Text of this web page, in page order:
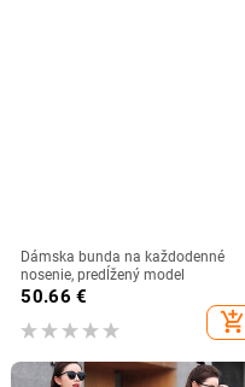
Dámska bunda na každodenné
nosenie, predĺžený model
50.66 €
add_shopping_cart